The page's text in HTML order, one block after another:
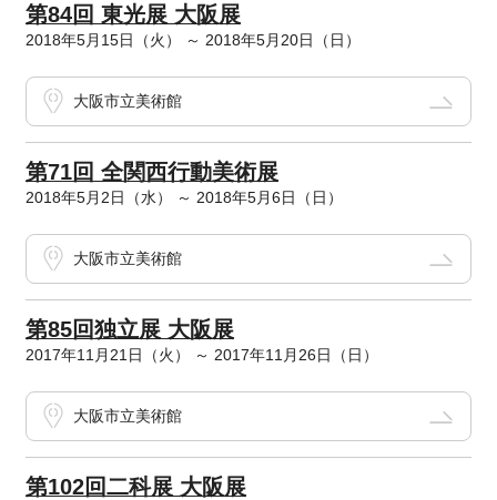
第84回 東光展 大阪展
2018年5月15日（火） ～ 2018年5月20日（日）
大阪市立美術館
第71回 全関西行動美術展
2018年5月2日（水） ～ 2018年5月6日（日）
大阪市立美術館
第85回独立展 大阪展
2017年11月21日（火） ～ 2017年11月26日（日）
大阪市立美術館
第102回二科展 大阪展